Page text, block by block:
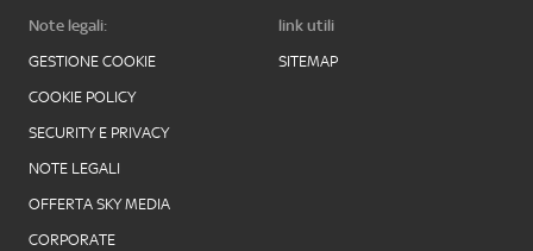
Note legali:
GESTIONE COOKIE
COOKIE POLICY
SECURITY E PRIVACY
NOTE LEGALI
OFFERTA SKY MEDIA
CORPORATE
link utili
SITEMAP